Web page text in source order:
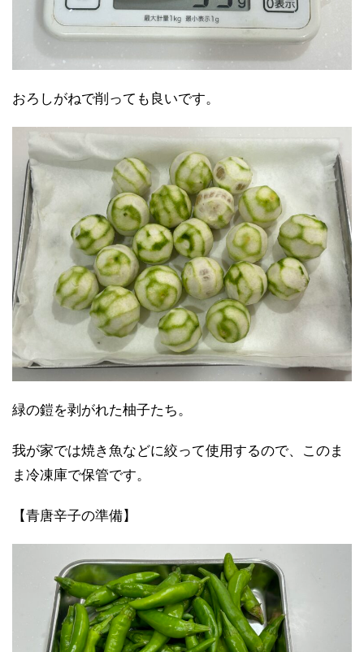
おろしがねで削っても良いです。
緑の鎧を剥がれた柚子たち。
我が家では焼き魚などに絞って使用するので、このま
ま冷凍庫で保管です。
【青唐辛子の準備】